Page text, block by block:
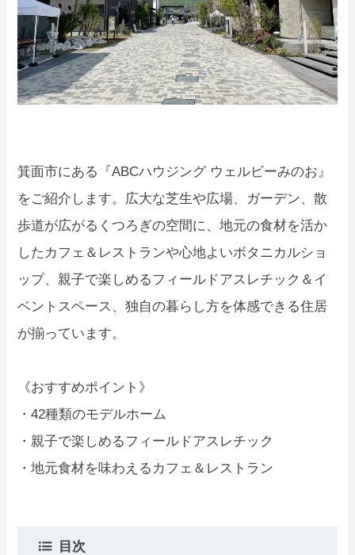
箕面市にある『ABCハウジング ウェルビーみのお』
をご紹介します。広大な芝生や広場、ガーデン、散
歩道が広がるくつろぎの空間に、地元の食材を活か
したカフェ＆レストランや心地よいボタニカルショ
ップ、親子で楽しめるフィールドアスレチック＆イ
ベントスペース、独自の暮らし方を体感できる住居
が揃っています。
《おすすめポイント》
・42種類のモデルホーム
・親子で楽しめるフィールドアスレチック
・地元食材を味わえるカフェ＆レストラン
目次